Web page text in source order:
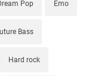
Pop Emo
Bass
Hard rock